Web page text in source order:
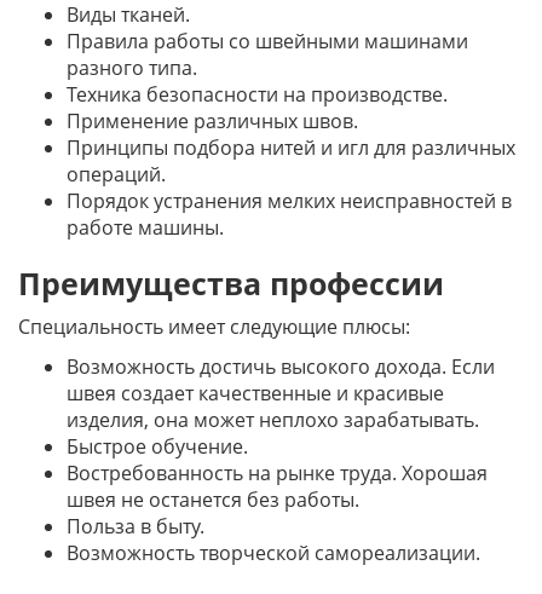
Виды тканей.
Правила работы со швейными машинами
разного типа.
Техника безопасности на производстве.
Применение различных швов.
Принципы подбора нитей и игл для различных
операций.
Порядок устранения мелких неисправностей в
работе машины.
Преимущества профессии
Специальность имеет следующие плюсы:
Возможность достичь высокого дохода. Если
швея создает качественные и красивые
изделия, она может неплохо зарабатывать.
Быстрое обучение.
Востребованность на рынке труда. Хорошая
швея не останется без работы.
Польза в быту.
Возможность творческой самореализации.